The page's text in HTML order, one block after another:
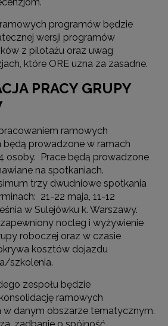
programów będzie
wersji programów
z pilotażu oraz uwag
które ORE uzna za zasadne.
PRACY GRUPY
ramowych
prowadzone w ramach
osoby. Prace będą prowadzone
na spotkaniach.
trzy dwudniowe spotkania
21-22 maja, 11-12
w Sulejówku k. Warszawy.
nocleg i wyżywienie
roboczej oraz w czasie
kosztów dojazdu
szkolenia.
zespołu będzie
ramowych
w danym obszarze tematycznym.